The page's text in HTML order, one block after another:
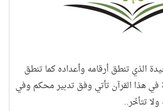
الذي تنطق أرقامه وأعداده كما تنطق
هذا القرآن تأتي وفق تدبير محكم وفي
تتأخّر..